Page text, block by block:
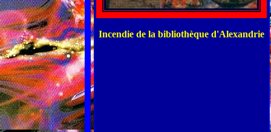
Incendie de la bibliothèque d'Alexandrie